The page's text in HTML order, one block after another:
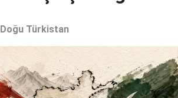
Doğu Türkistan